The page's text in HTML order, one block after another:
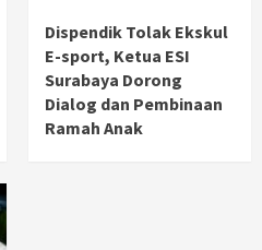
Dispendik Tolak Ekskul
E-sport, Ketua ESI
Surabaya Dorong
Dialog dan Pembinaan
Ramah Anak